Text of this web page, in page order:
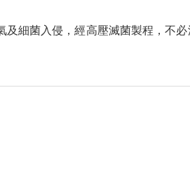
細菌入侵，經高壓滅菌製程，不